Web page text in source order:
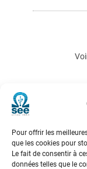
Pour offrir les
que les cookies pour
Le fait de consentir à
données telles que le